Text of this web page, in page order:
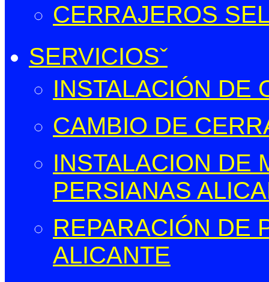
CERRAJEROS
SERVICIOS
INSTALACIÓN DE
CAMBIO DE
INSTALACION DE
PERSIANAS
REPARACIÓN DE
ALICANTE